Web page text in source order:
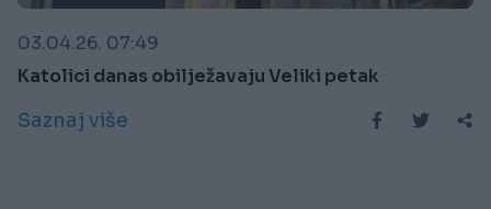
03.04.26. 07:49
Katolici danas obilježavaju Veliki petak
Saznaj više